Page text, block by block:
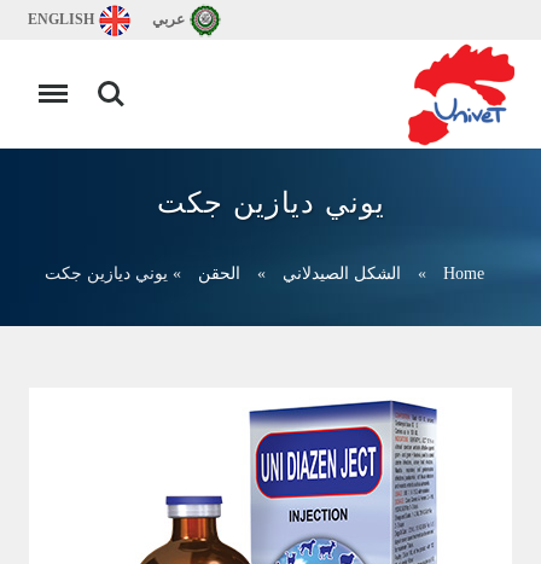
ENGLISH عربي
يوني ديازين جكت
Home
» الشكل الصيدلاني » الحقن » يوني ديازين جكت